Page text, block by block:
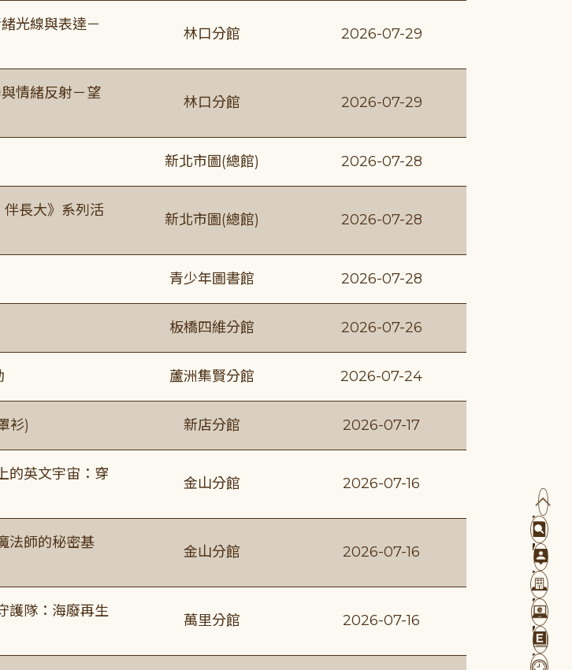
光線與表達－
林口分館 2026-07-29
情緒反射－望
林口分館 2026-07-29
新北市圖(總館) 2026-07-28
伴長大》系列活
新北市圖(總館) 2026-07-28
青少年圖書館 2026-07-28
板橋四維分館 2026-07-26
蘆洲集賢分館 2026-07-24
衫) 新店分館 2026-07-17
的英文宇宙：穿
金山分館 2026-07-16
法師的秘密基
金山分館 2026-07-16
護隊：海廢再生
萬里分館 2026-07-16